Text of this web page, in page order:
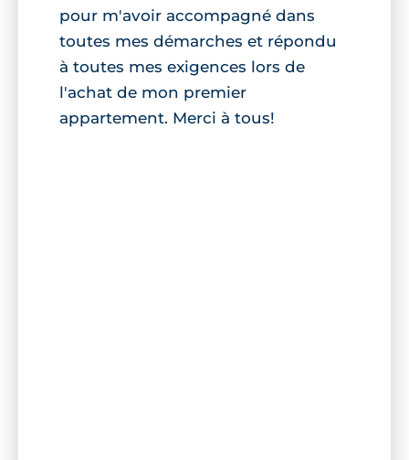
pour m'avoir accompagné dans
toutes mes démarches et répondu
à toutes mes exigences lors de
l'achat de mon premier
appartement. Merci à tous!